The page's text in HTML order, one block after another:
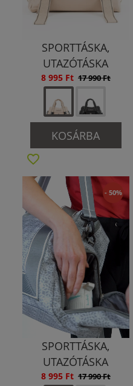
SPORTTÁSKA,
UTAZÓTÁSKA
8 995 Ft 17 990 Ft
KOSÁRBA
- 50%
SPORTTÁSKA,
UTAZÓTÁSKA
8 995 Ft 17 990 Ft